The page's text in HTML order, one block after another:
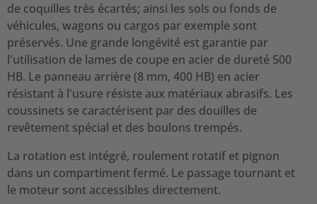
de coquilles très écartés; ainsi les sols ou fonds de
véhicules, wagons ou cargos par exemple sont
préservés. Une grande longévité est garantie par
l'utilisation de lames de coupe en acier de dureté 500
HB. Le panneau arrière (8 mm, 400 HB) en acier
résistant à l'usure résiste aux matériaux abrasifs. Les
coussinets se caractérisent par des douilles de
revêtement spécial et des boulons trempés.
La rotation est intégré, roulement rotatif et pignon
dans un compartiment fermé. Le passage tournant et
le moteur sont accessibles directement.